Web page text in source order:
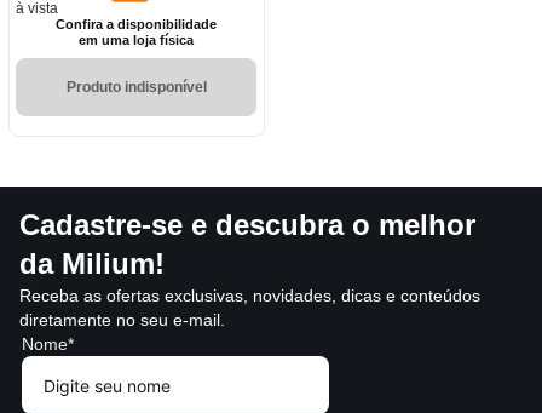
à vista
Confira a disponibilidade
em uma loja física
Produto indisponível
Cadastre-se e descubra o melhor
da Milium!
Receba as ofertas exclusivas, novidades, dicas e conteúdos
diretamente no seu e-mail.
Nome*